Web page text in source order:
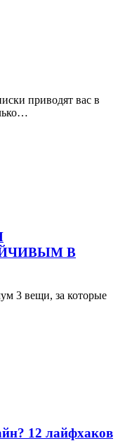
приводят вас в
В
3 вещи, за которые
12 лайфхаков